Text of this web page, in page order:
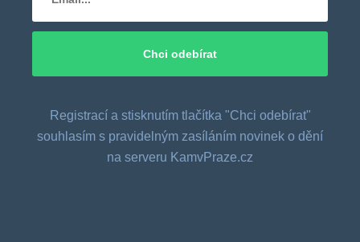
Registrací a stisknutím tlačítka "Chci odebírat"
souhlasím s pravidelným zasíláním novinek o dění
na serveru KamvPraze.cz